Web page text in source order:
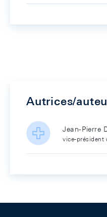
Autrices/
Jean-Pierre
vice-président